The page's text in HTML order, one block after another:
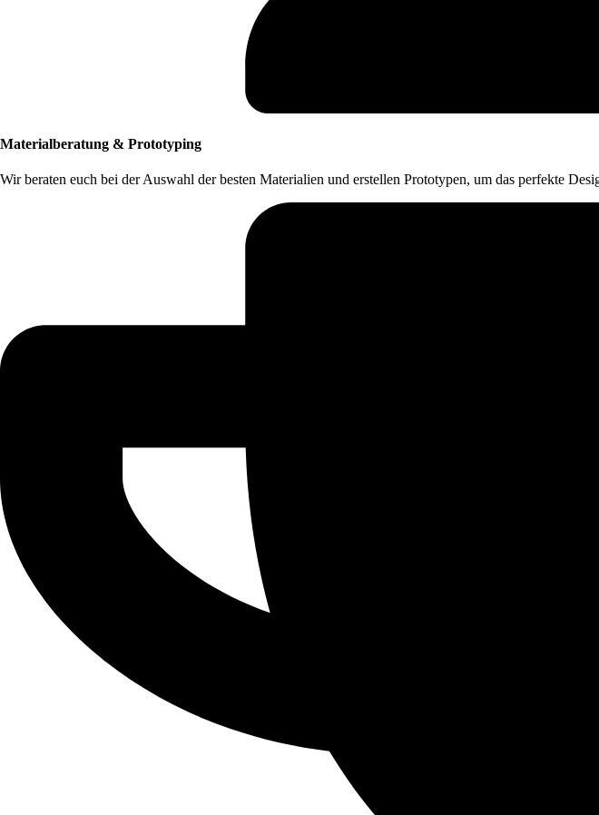
Materialberatung & Prototyping
Wir beraten euch bei der Auswahl der besten Materialien und erstellen Prototypen, um das perfekte